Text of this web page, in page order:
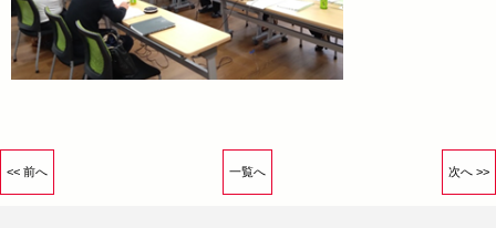
<< 前へ 一覧へ 次へ >>